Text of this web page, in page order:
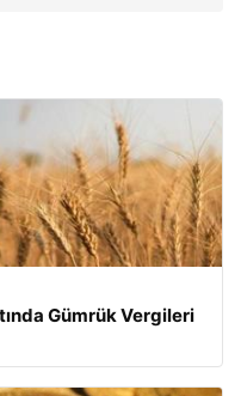
Gümrük Vergileri